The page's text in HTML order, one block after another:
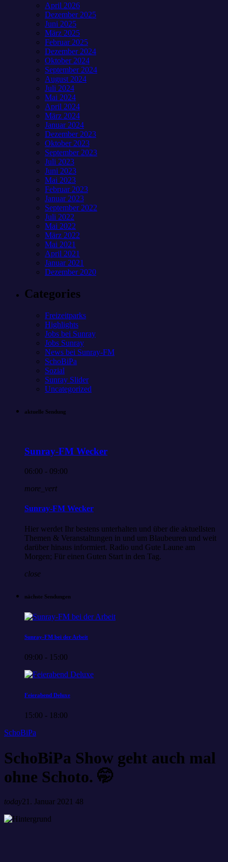
April 2026
Dezember 2025
Juni 2025
März 2025
Februar 2025
Dezember 2024
Oktober 2024
September 2024
August 2024
Juli 2024
Mai 2024
April 2024
März 2024
Januar 2024
Dezember 2023
Oktober 2023
September 2023
Juli 2023
Juni 2023
Mai 2023
Februar 2023
Januar 2023
September 2022
Juli 2022
Mai 2022
März 2022
Mai 2021
April 2021
Januar 2021
Dezember 2020
Categories
Freizeitparks
Highlights
Jobs bei Sunray
Jobs Sunray
News bei Sunray-FM
SchoBiPa
Sozial
Sunray Slider
Uncategorized
aktuelle Sendung
Sunray-FM Wecker
06:00 - 09:00
more_vert
Sunray-FM Wecker
Hier werdet Ihr bestens unterhalten und über die aktuellsten
Themen & Veranstaltungen in und um Blaubeuren und weit
darüber hinaus informiert. Radio und Gute Laune am
Morgen; Für einen Guten Start in den Tag.
close
nächste Sendungen
Sunray-FM bei der Arbeit
09:00 - 15:00
Feierabend Deluxe
15:00 - 18:00
SchoBiPa
SchoBiPa Show geht auch mal
ohne Schoto. 🤭
today21. Januar 2021 48